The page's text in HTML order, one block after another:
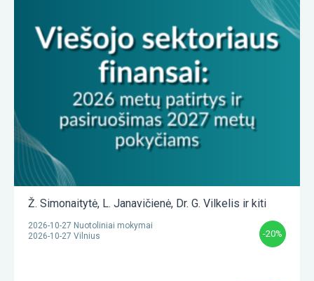
Ž. Simonaitytė, L. Janavičienė, Dr. G. Vilkelis ir kiti
2026-10-27 Nuotoliniai mokymai
2026-10-27 Vilnius
-20%